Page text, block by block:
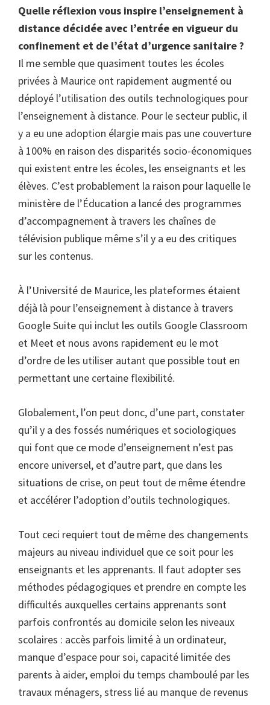
Quelle réflexion vous inspire l’enseignement à
distance décidée avec l’entrée en vigueur du
confinement et de l’état d’urgence sanitaire ?
Il me semble que quasiment toutes les écoles
privées à Maurice ont rapidement augmenté ou
déployé l’utilisation des outils technologiques pour
l’enseignement à distance. Pour le secteur public, il
y a eu une adoption élargie mais pas une couverture
à 100% en raison des disparités socio-économiques
qui existent entre les écoles, les enseignants et les
élèves. C’est probablement la raison pour laquelle le
ministère de l’Éducation a lancé des programmes
d’accompagnement à travers les chaînes de
télévision publique même s’il y a eu des critiques
sur les contenus.
À l’Université de Maurice, les plateformes étaient
déjà là pour l’enseignement à distance à travers
Google Suite qui inclut les outils Google Classroom
et Meet et nous avons rapidement eu le mot
d’ordre de les utiliser autant que possible tout en
permettant une certaine flexibilité.
Globalement, l’on peut donc, d’une part, constater
qu’il y a des fossés numériques et sociologiques
qui font que ce mode d’enseignement n’est pas
encore universel, et d’autre part, que dans les
situations de crise, on peut tout de même étendre
et accélérer l’adoption d’outils technologiques.
Tout ceci requiert tout de même des changements
majeurs au niveau individuel que ce soit pour les
enseignants et les apprenants. Il faut adopter ses
méthodes pédagogiques et prendre en compte les
difficultés auxquelles certains apprenants sont
parfois confrontés au domicile selon les niveaux
scolaires : accès parfois limité à un ordinateur,
manque d’espace pour soi, capacité limitée des
parents à aider, emploi du temps chamboulé par les
travaux ménagers, stress lié au manque de revenus